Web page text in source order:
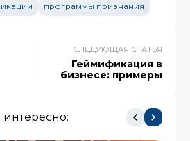
программы признания
СЛЕДУЮЩАЯ СТАТЬЯ
Геймификация в
бизнесе: примеры